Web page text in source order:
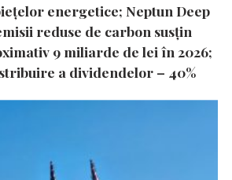
energetice; Neptun Deep
reduse de carbon susțin
9 miliarde de lei în 2026;
a dividendelor – 40%